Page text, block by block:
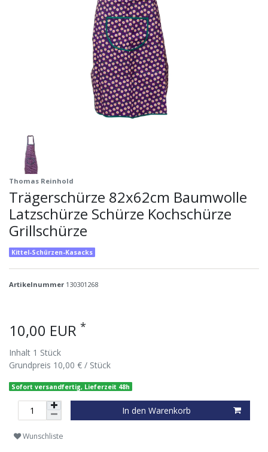
Thomas Reinhold
Trägerschürze 82x62cm Baumwolle
Latzschürze Schürze Kochschürze
Grillschürze
Kittel-Schürzen-Kasacks
Artikelnummer 130301268
10,00 EUR *
Inhalt 1 Stück
Grundpreis 10,00 € / Stück
Sofort versandfertig, Lieferzeit 48h
In den Warenkorb
Wunschliste